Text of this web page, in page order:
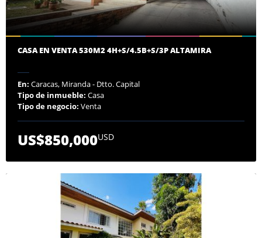
CASA EN VENTA 530M2 4H+S/4.5B+S/3P ALTAMIRA
En: Caracas, Miranda - Dtto. Capital
Tipo de inmueble: Casa
Tipo de negocio: Venta
US$850,000USD